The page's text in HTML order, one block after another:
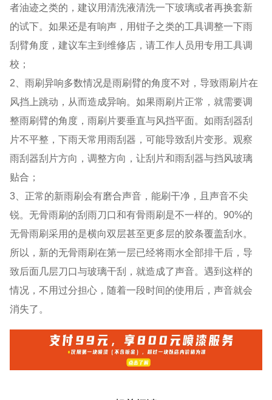
者油迹之类的，建议用清洗液清洗一下玻璃或者再换套新
的试下。如果还是有响声，用钳子之类的工具调整一下雨
刮臂角度，建议车主到维修店，请工作人员用专用工具调
校；
2、雨刷异响多数情况是雨刷臂的角度不对，导致雨刷片在
风挡上跳动，从而造成异响。如果雨刷片正常，就需要调
整雨刷臂的角度，雨刷片要垂直与风挡平面。如雨刮器刮
片不平整，下雨天常用雨刮器，可能导致刮片变形。观察
雨刮器刮片方向，调整方向，让刮片和雨刮器与挡风玻璃
贴合；
3、正常的新雨刷会有磨合声音，能刷干净，且声音不尖
锐。无骨雨刷的刮雨刀口和有骨雨刷是不一样的。90%的
无骨雨刷采用的是横向双层甚至更多层的胶条覆盖刮水。
所以，新的无骨雨刷在第一层已经将雨水全部排干后，导
致后面几层刀口与玻璃干刮，就造成了声音。遇到这样的
情况，不用过分担心，随着一段时间的使用后，声音就会
消失了。